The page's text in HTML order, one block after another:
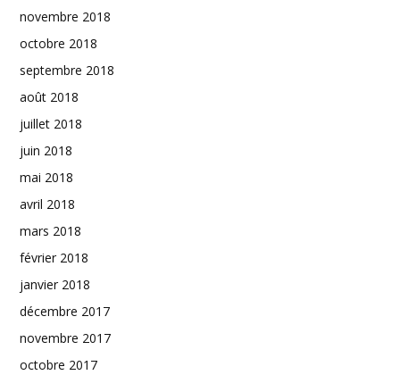
novembre 2018
octobre 2018
septembre 2018
août 2018
juillet 2018
juin 2018
mai 2018
avril 2018
mars 2018
février 2018
janvier 2018
décembre 2017
novembre 2017
octobre 2017